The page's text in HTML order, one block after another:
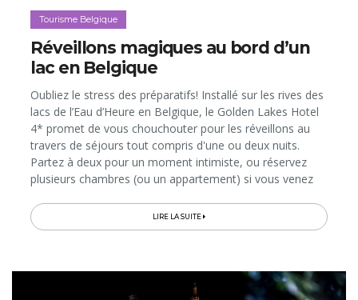
Tourisme Belgique
Réveillons magiques au bord d’un
lac en Belgique
Oubliez le stress des préparatifs! Installé sur les rives des
lacs de l’Eau d’Heure en Belgique, le Golden Lakes Hotel
4* promet de vous chouchouter pour les réveillons au
travers de séjours tout compris d'une ou deux nuits.
Partez à deux pour un moment intimiste, ou réservez
plusieurs chambres (ou un appartement) si vous venez
LIRE LA SUITE